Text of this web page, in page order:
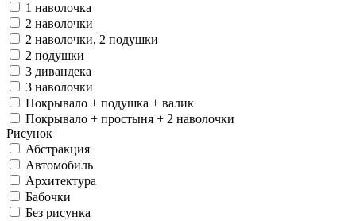
1 наволочка
2 наволочки
2 наволочки, 2 подушки
2 подушки
3 дивандека
3 наволочки
Покрывало + подушка + валик
Покрывало + простыня + 2 наволочки
Рисунок
Абстракция
Автомобиль
Архитектура
Бабочки
Без рисунка